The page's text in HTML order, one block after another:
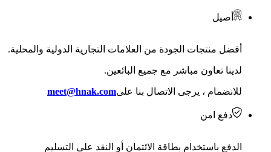
أصيل
أفضل منتجات الجودة من العلامات التجارية الدولية والمحلية.
لدينا تعاون مباشر مع جميع البائعين.
للانضمام ، يرجى الاتصال بنا علىmeet@hnak.com
دفع امن
الدفع باستخدام بطاقة الائتمان أو النقد على التسليم